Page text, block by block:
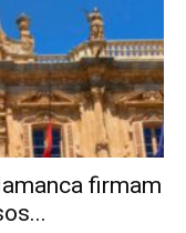
firmam